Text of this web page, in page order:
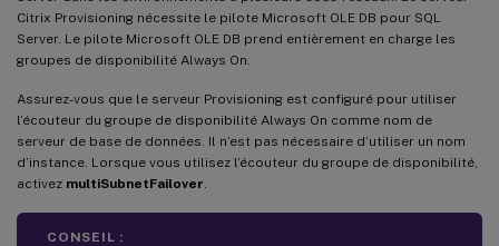
Citrix Provisioning nécessite le pilote Microsoft OLE DB pour SQL
Server. Le pilote Microsoft OLE DB prend entièrement en charge les
groupes de disponibilité Always On.
Assurez-vous que le serveur Provisioning est configuré pour utiliser
l’écouteur du groupe de disponibilité Always On comme nom de
serveur de base de données. Il n’est pas nécessaire d’utiliser un nom
d’instance. Lorsque vous utilisez l’écouteur du groupe de disponibilité,
activez multiSubnetFailover
CONSEIL :